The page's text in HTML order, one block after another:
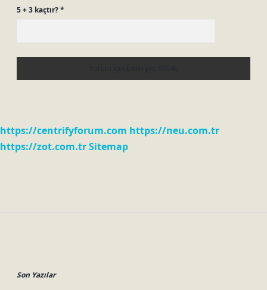
5 + 3 kaçtır?*
https://centrifyforum.com https://neu.com.tr
https://zot.com.trSitemap
Son Yazılar